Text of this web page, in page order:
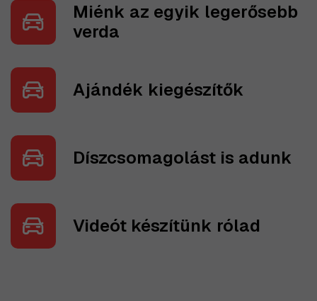
Miénk az egyik legerősebb
verda
Ajándék kiegészítők
Díszcsomagolást is adunk
Videót készítünk rólad